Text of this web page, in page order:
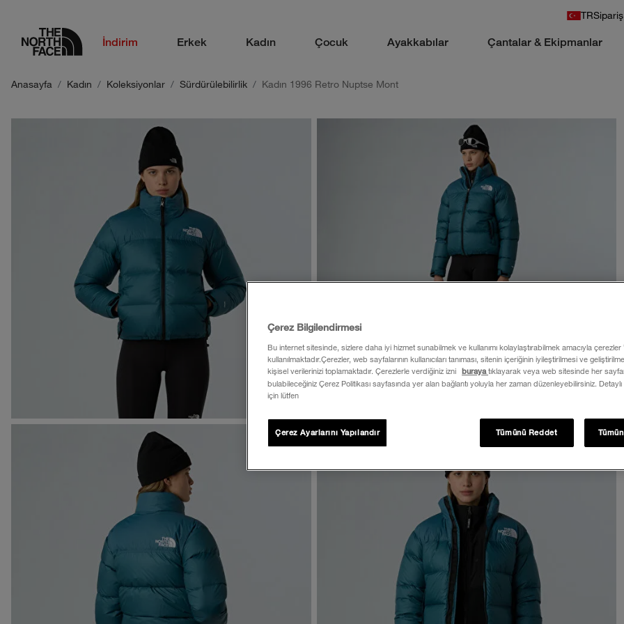
TR
logoİndirim Erkek Kadın Çocuk Ayakkabılar Çantalar & Ekipmanlar
Anasayfa Kadın Koleksiyonlar Sürdürülebilirlik Kadın 1996 Retro Nuptse Mont
Çerez Bilgilendirmesi
Bu internet sitesinde, sizlere daha iyi hizmet sunabilmek ve kullanımı kolaylaştırabilmek amacıyla çerezler
kullanılmaktadır.Çerezler, web sayfalarının kullanıcıları tanıması, sitenin içeriğinin iyileştirilmesi ve
kişisel verilerinizi toplamaktadır. Çerezlerle verdiğiniz izni
burayatıklayarak veya web sitesinde her
bulabileceğiniz Çerez Politikası sayfasında yer alan bağlantı yoluyla her zaman düzenleyebilirsiniz.
için lütfen
Tümünü Reddet
Çerez Ayarlarını Yapılandır